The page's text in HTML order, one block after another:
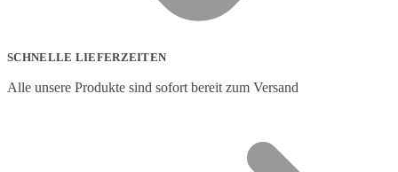
SCHNELLE LIEFERZEITEN
Alle unsere Produkte sind sofort bereit zum Versand